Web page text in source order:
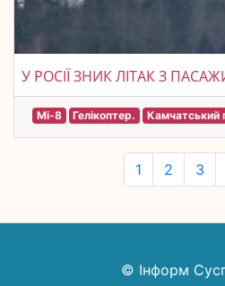
У РОСІЇ ЗНИК ЛІТАК З
Мі-8 Гелікоптер. Камчатський
1 2 3
© Інформ